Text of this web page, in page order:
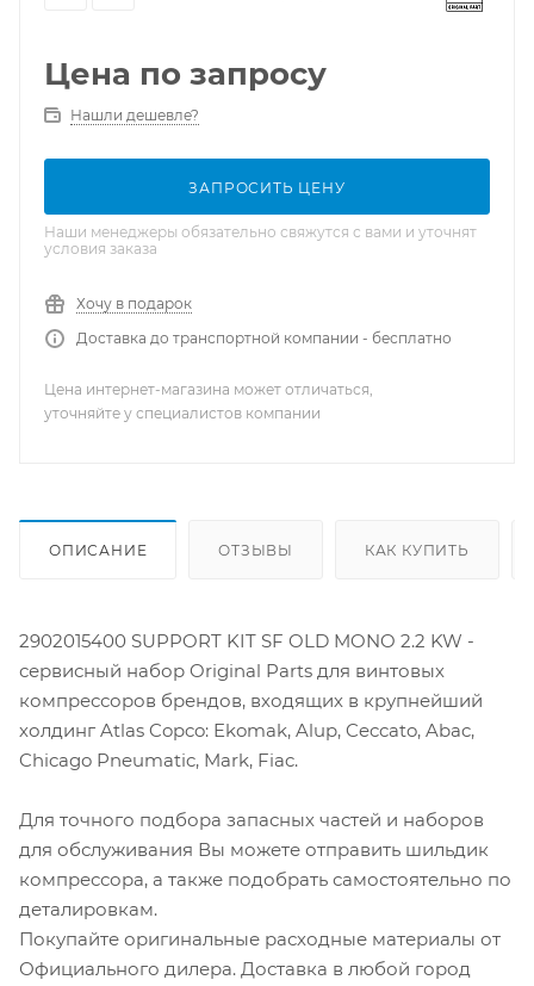
Цена по запросу
Нашли дешевле?
ЗАПРОСИТЬ ЦЕНУ
Наши менеджеры обязательно свяжутся с вами и уточнят
условия заказа
Хочу в подарок
Доставка до транспортной компании - бесплатно
Цена интернет-магазина может отличаться,
уточняйте у специалистов компании
ОПИСАНИЕ ОТЗЫВЫ КАК КУПИТЬ
2902015400 SUPPORT KIT SF OLD MONO 2.2 KW -
сервисный набор Original Parts для винтовых
компрессоров брендов, входящих в крупнейший
холдинг Atlas Copco: Ekomak, Alup, Ceccato, Abac,
Chicago Pneumatic, Mark, Fiac.
Для точного подбора запасных частей и наборов
для обслуживания Вы можете отправить шильдик
компрессора, а также подобрать самостоятельно по
деталировкам.
Покупайте оригинальные расходные материалы от
Официального дилера. Доставка в любой город